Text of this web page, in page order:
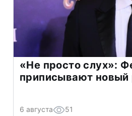
«Не просто слух»:
приписывают
6 августа 51